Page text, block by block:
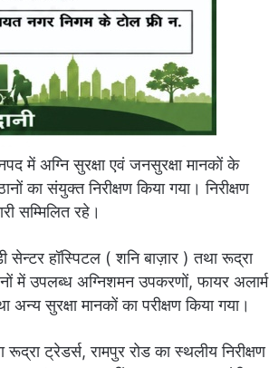
में अग्नि सुरक्षा एवं जनसुरक्षा मानकों के
का संयुक्त निरीक्षण किया गया। निरीक्षण
सम्मिलित रहे।
सेन्टर हॉस्पिटल ( शनि बाज़ार ) तथा रूद्रा
में उपलब्ध अग्निशमन उपकरणों, फायर अलार्म
अन्य सुरक्षा मानकों का परीक्षण किया गया।
रूद्रा ट्रेडर्स, रामपुर रोड का स्थलीय निरीक्षण